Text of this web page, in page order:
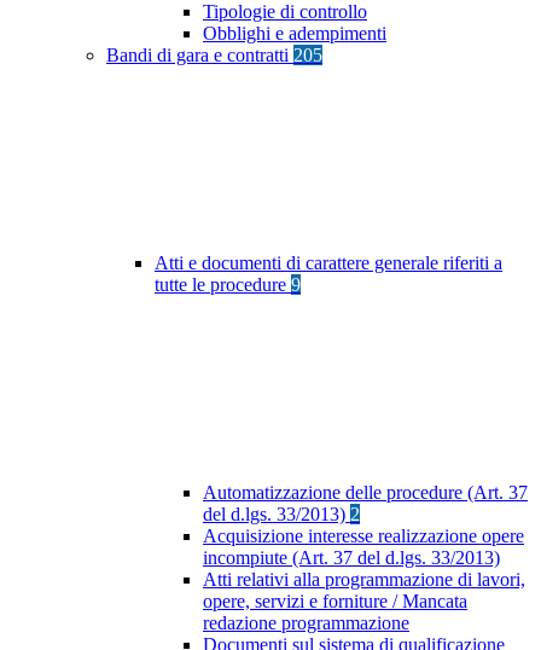
Tipologie di controllo
Obblighi e adempimenti
Bandi di gara e contratti 205
Atti e documenti di carattere generale riferiti a
tutte le procedure 9
Automatizzazione delle procedure (Art. 37
del d.lgs. 33/2013) 2
Acquisizione interesse realizzazione opere
incompiute (Art. 37 del d.lgs. 33/2013)
Atti relativi alla programmazione di lavori,
opere, servizi e forniture / Mancata
redazione programmazione
Documenti sul sistema di qualificazione